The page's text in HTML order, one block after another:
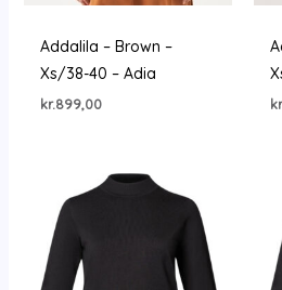
Addalila – Brown –
Xs/38-40 – Adia
kr.899,00